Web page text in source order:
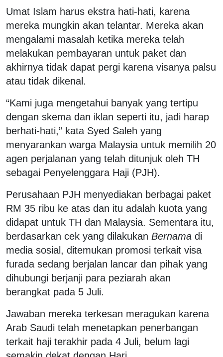
Umat Islam harus ekstra hati-hati, karena
mereka mungkin akan telantar. Mereka akan
mengalami masalah ketika mereka telah
melakukan pembayaran untuk paket dan
akhirnya tidak dapat pergi karena visanya palsu
atau tidak dikenal.
“Kami juga mengetahui banyak yang tertipu
dengan skema dan iklan seperti itu, jadi harap
berhati-hati,” kata Syed Saleh yang
menyarankan warga Malaysia untuk memilih 20
agen perjalanan yang telah ditunjuk oleh TH
sebagai Penyelenggara Haji (PJH).
Perusahaan PJH menyediakan berbagai paket
RM 35 ribu ke atas dan itu adalah kuota yang
didapat untuk TH dan Malaysia. Sementara itu,
berdasarkan cek yang dilakukan Bernama di
media sosial, ditemukan promosi terkait visa
furada sedang berjalan lancar dan pihak yang
dihubungi berjanji para peziarah akan
berangkat pada 5 Juli.
Jawaban mereka terkesan meragukan karena
Arab Saudi telah menetapkan penerbangan
terkait haji terakhir pada 4 Juli, belum lagi